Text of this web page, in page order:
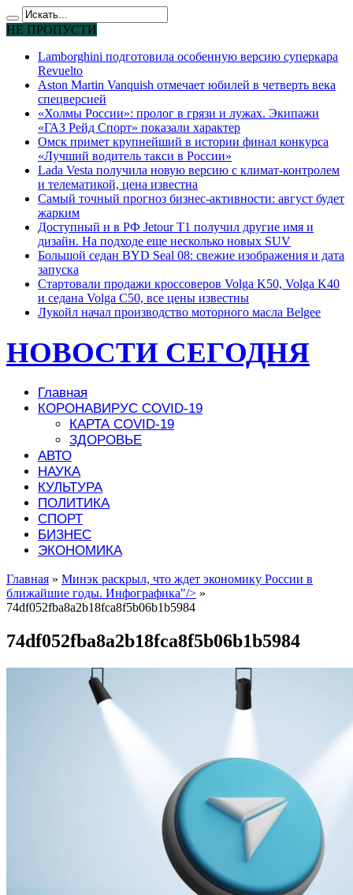
НЕ ПРОПУСТИ
Lamborghini подготовила особенную версию суперкара
Revuelto
Aston Martin Vanquish отмечает юбилей в четверть века
спецверсией
«Холмы России»: пролог в грязи и лужах. Экипажи
«ГАЗ Рейд Спорт» показали характер
Омск примет крупнейший в истории финал конкурса
«Лучший водитель такси в России»
Lada Vesta получила новую версию с климат-контролем
и телематикой, цена известна
Самый точный прогноз бизнес-активности: август будет
жарким
Доступный и в РФ Jetour T1 получил другие имя и
дизайн. На подходе еще несколько новых SUV
Большой седан BYD Seal 08: свежие изображения и дата
запуска
Стартовали продажи кроссоверов Volga K50, Volga K40
и седана Volga C50, все цены известны
Лукойл начал производство моторного масла Belgee
НОВОСТИ СЕГОДНЯ
Главная
КОРОНАВИРУС COVID-19
КАРТА COVID-19
ЗДОРОВЬЕ
АВТО
НАУКА
КУЛЬТУРА
ПОЛИТИКА
СПОРТ
БИЗНЕС
ЭКОНОМИКА
Главная » Минэк раскрыл, что ждет экономику России в
ближайшие годы. Инфографика"/> »
74df052fba8a2b18fca8f5b06b1b5984
74df052fba8a2b18fca8f5b06b1b5984